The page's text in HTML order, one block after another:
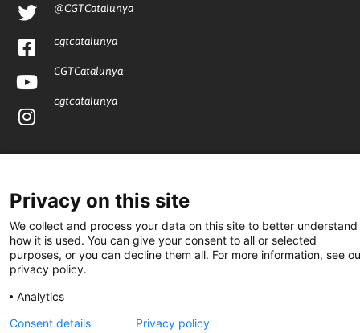
@CGTCatalunya
cgtcatalunya
CGTCatalunya
cgtcatalunya
Privacy on this site
We collect and process your data on this site to better understand
how it is used. You can give your consent to all or selected
purposes, or you can decline them all. For more information, see
privacy policy.
Analytics
Consent details
Privacy policy